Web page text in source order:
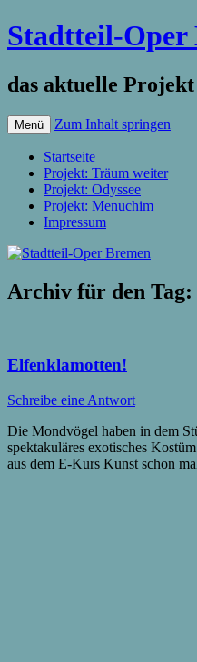
Stadtteil-Oper
das aktuelle Projekt
Menü Zum Inhalt springen
Startseite
Projekt: Träum weiter
Projekt: Odyssee
Projekt: Menuchim
Impressum
Archiv für den Tag:
Elfenklamotten!
Schreibe eine Antwort
Die Mondvögel haben in dem
spektakuläres exotisches
aus dem E-Kurs Kunst schon